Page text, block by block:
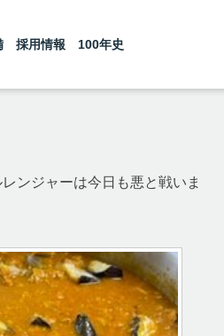
採用情報 100年史
ンジャーは今日も悪と戦いま